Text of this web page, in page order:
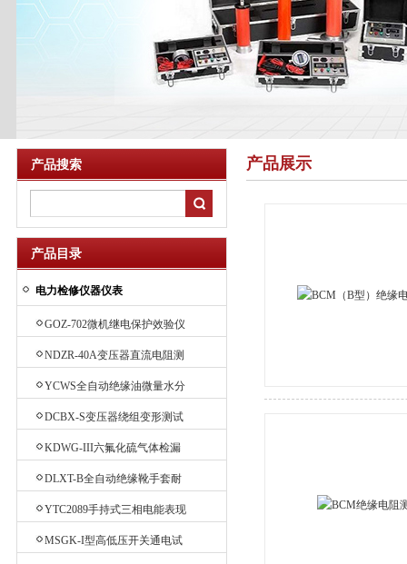
产品搜索
产品目录
电力检修仪器仪表
GOZ-702微机继电保护效验仪
NDZR-40A变压器直流电阻测
YCWS全自动绝缘油微量水分
DCBX-S变压器绕组变形测试
KDWG-III六氟化硫气体检漏
DLXT-B全自动绝缘靴手套耐
压试验装置
YTC2089手持式三相电能表现
场效验仪
MSGK-I型高低压开关通电试
产品展示